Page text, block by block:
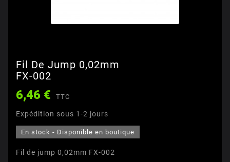
Fil De Jump 0,02mm
FX-002
6,46 € TTC
Expédition sous 1-2 jours
En stock - Disponible en boutique
Fil de jump 0,02mm FX-002